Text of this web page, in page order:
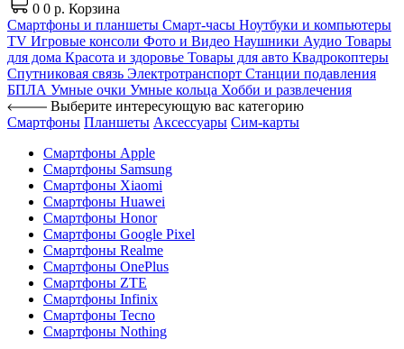
0 0 р. Корзина
Смартфоны и планшеты Смарт-часы Ноутбуки и компьютеры
TV Игровые консоли Фото и Видео Наушники Аудио Товары
для дома Красота и здоровье Товары для авто Квадрокоптеры
Спутниковая связь Электротранспорт Станции подавления
БПЛА Умные очки Умные кольца Хобби и развлечения
Выберите интересующую вас категорию
Смартфоны Планшеты Аксессуары Сим-карты
Смартфоны Apple
Смартфоны Samsung
Смартфоны Xiaomi
Смартфоны Huawei
Смартфоны Honor
Смартфоны Google Pixel
Смартфоны Realme
Смартфоны OnePlus
Смартфоны ZTE
Смартфоны Infinix
Смартфоны Tecno
Смартфоны Nothing